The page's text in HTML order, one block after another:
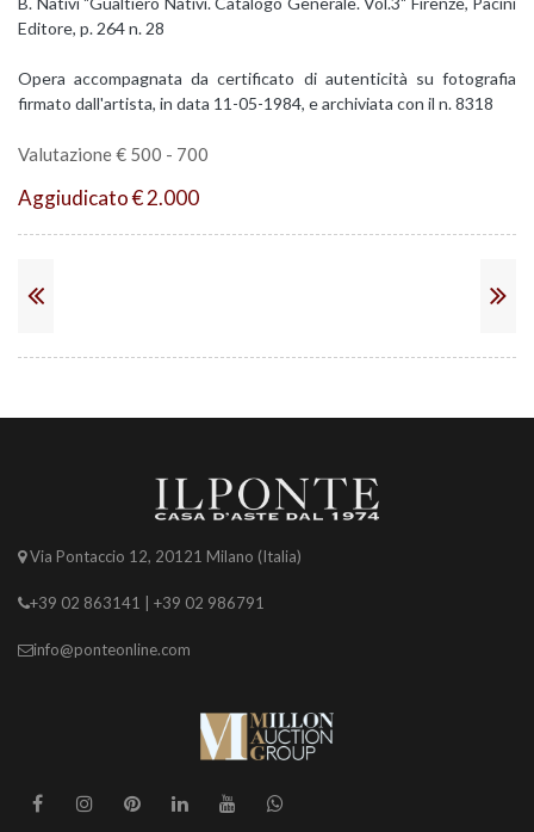
Editore, p. 264 n. 28
Opera accompagnata da certificato di autenticità su fotografia
firmato dall'artista, in data 11-05-1984, e archiviata con il n. 8318
Valutazione € 500 - 700
Aggiudicato € 2.000
Via Pontaccio 12, 20121 Milano (Italia)
+39 02 863141 | +39 02 986791
info@ponteonline.com